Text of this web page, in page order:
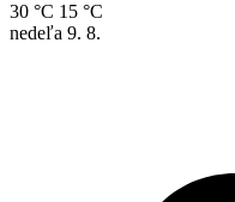
30 °C 15 °C
nedeľa 9. 8.